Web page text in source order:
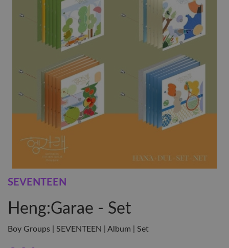
SEVENTEEN
Heng:Garae - Set
Boy Groups | SEVENTEEN | Album | Set